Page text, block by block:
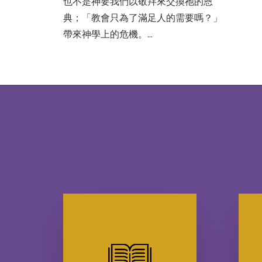
典；「教會只為了滿足人的需要嗎？」
帶來神學上的危機。…